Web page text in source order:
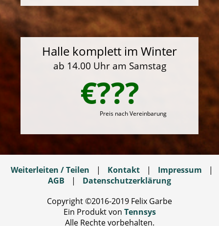
Halle komplett im Winter
ab 14.00 Uhr am Samstag
€???
Preis nach Vereinbarung
Weiterleiten / Teilen | Kontakt | Impressum
|
AGB
|
Datenschutzerklärung
Copyright ©2016-2019 Felix Garbe
Ein Produkt von Tennsys
Alle Rechte vorbehalten.